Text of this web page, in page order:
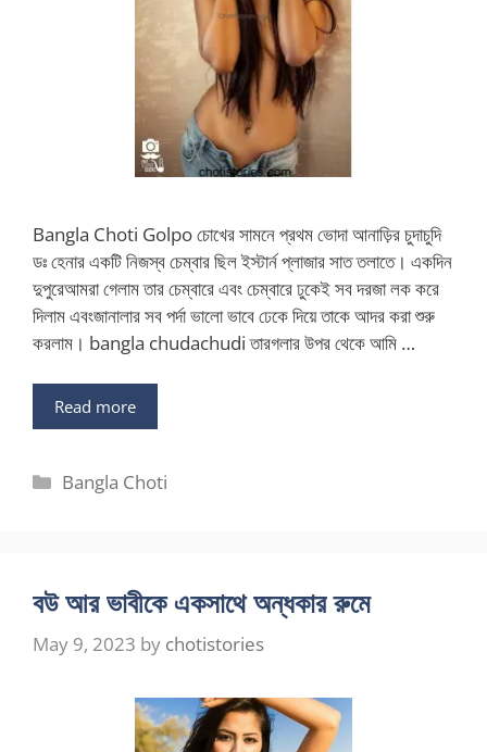
Bangla Choti Golpo চোখের সামনে প্রথম ভোদা আনাড়ির চুদাচুদি
ডঃ হেনার একটি নিজস্ব চেম্বার ছিল ইস্টার্ন প্লাজার সাত তলাতে। একদিন
দুপুরেআমরা গেলাম তার চেম্বারে এবং চেম্বারে ঢুকেই সব দরজা লক করে
দিলাম এবংজানালার সব পর্দা ভালো ভাবে ঢেকে দিয়ে তাকে আদর করা শুরু
করলাম। bangla chudachudi তারগলার উপর থেকে আমি …
Read more
Categories
Bangla Choti
বউ আর ভাবীকে একসাথে অন্ধকার রুমে
May 9, 2023 by chotistories